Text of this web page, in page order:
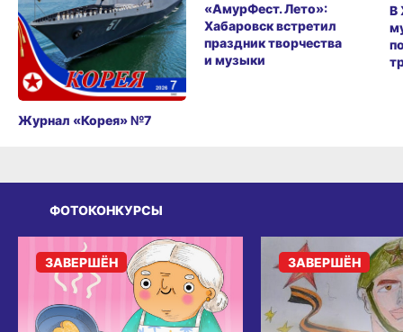
Журнал «Корея» №7
«АмурФест. Лето»:
Хабаровск встретил
праздник творчества
и музыки
В
ФОТОКОНКУРСЫ
ЗАВЕРШЁН ЗАВЕРШЁН